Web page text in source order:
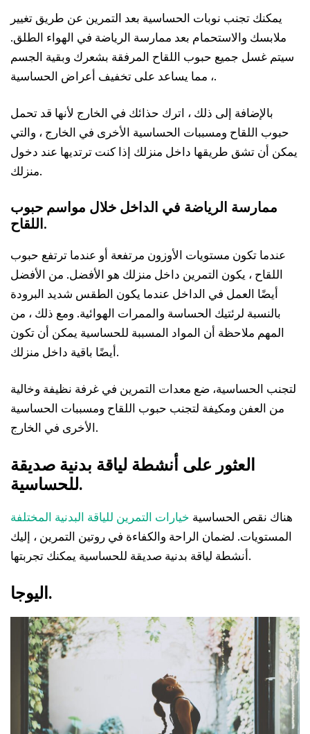
يمكنك تجنب نوبات الحساسية بعد التمرين عن طريق تغيير
ملابسك والاستحمام بعد ممارسة الرياضة في الهواء الطلق.
سيتم غسل جميع حبوب اللقاح المرفقة بشعرك وبقية الجسم
، مما يساعد على تخفيف أعراض الحساسية.
بالإضافة إلى ذلك ، اترك حذائك في الخارج لأنها قد تحمل
حبوب اللقاح ومسببات الحساسية الأخرى في الخارج ، والتي
يمكن أن تشق طريقها داخل منزلك إذا كنت ترتديها عند دخول
منزلك.
ممارسة الرياضة في الداخل خلال مواسم حبوب
اللقاح.
عندما تكون مستويات الأوزون مرتفعة أو عندما ترتفع حبوب
اللقاح ، يكون التمرين داخل منزلك هو الأفضل. من الأفضل
أيضًا العمل في الداخل عندما يكون الطقس شديد البرودة
بالنسبة لرئتيك الحساسة والممرات الهوائية. ومع ذلك ، من
المهم ملاحظة أن المواد المسببة للحساسية يمكن أن تكون
أيضًا باقية داخل منزلك.
لتجنب الحساسية، ضع معدات التمرين في غرفة نظيفة وخالية
من العفن ومكيفة لتجنب حبوب اللقاح ومسببات الحساسية
الأخرى في الخارج.
العثور على أنشطة لياقة بدنية صديقة
للحساسية.
هناك نقص الحساسية خيارات التمرين للياقة البدنية المختلفة
المستويات. لضمان الراحة والكفاءة في روتين التمرين ، إليك
أنشطة لياقة بدنية صديقة للحساسية يمكنك تجربتها.
اليوجا.